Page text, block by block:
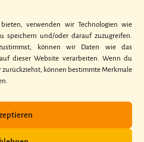
verwenden wir Technologien wie
speichern und/oder darauf zuzugreifen.
können wir Daten wie das
dieser Website verarbeiten. Wenn du
können bestimmte Merkmale